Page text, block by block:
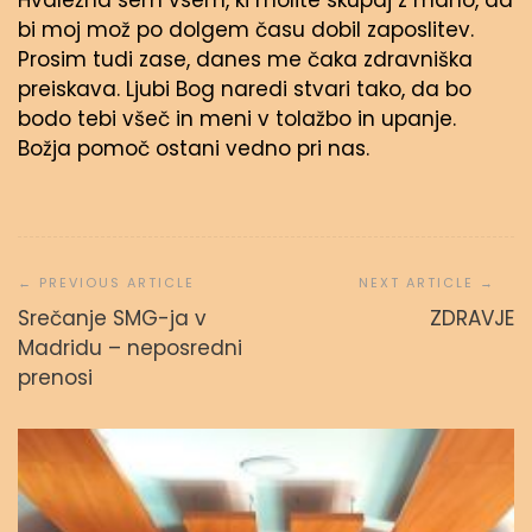
bi moj mož po dolgem času dobil zaposlitev.
Prosim tudi zase, danes me čaka zdravniška
preiskava. Ljubi Bog naredi stvari tako, da bo
bodo tebi všeč in meni v tolažbo in upanje.
Božja pomoč ostani vedno pri nas.
prispevka
Srečanje SMG-ja v
Madridu – neposredni
prenosi
ZDRAVJE